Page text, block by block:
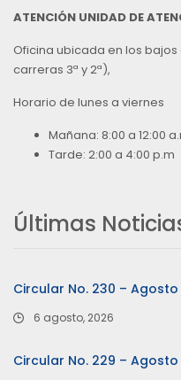
ATENCIÓN UNIDAD DE
Oficina ubicada en los bajos
carreras 3ª y 2ª),
Horario de lunes a viernes
Mañana: 8:00 a 12:00
Tarde: 2:00 a 4:00 p.m
Últimas
Circular No. 230 –
6 agosto, 2026
Circular No. 229 –